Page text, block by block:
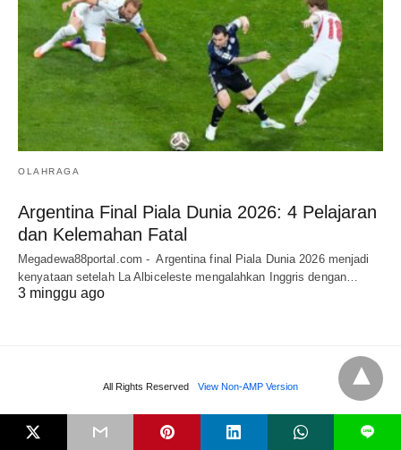
OLAHRAGA
Argentina Final Piala Dunia 2026: 4 Pelajaran
dan Kelemahan Fatal
Megadewa88portal.com - Argentina final Piala Dunia 2026 menjadi
kenyataan setelah La Albiceleste mengalahkan Inggris dengan…
3 minggu ago
All Rights Reserved View Non-AMP Version
L